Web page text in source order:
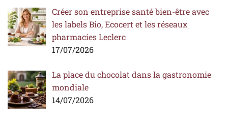
Créer son entreprise santé bien-être avec
les labels Bio, Ecocert et les réseaux
pharmacies Leclerc
17/07/2026
La place du chocolat dans la gastronomie
mondiale
14/07/2026